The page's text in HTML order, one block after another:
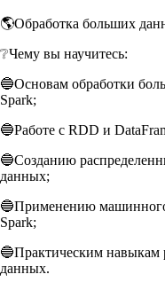
🌎Обработка больших
❔Чему вы научитесь:
🔵Основам обработки
Spark;
🔵Работе с RDD и
🔵Созданию
данных;
🔵Применению машинного
Spark;
🔵Практическим
данных.